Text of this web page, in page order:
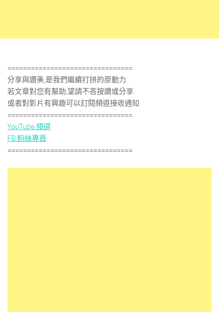
================================
分享與讚美,是我們繼續打拼的原動力.
若文章對您有幫助,望請不吝按讚或分享.
或者對影片有興趣可以訂閱頻道接收通知
================================
YouTube 頻道
FB 粉絲專頁
================================